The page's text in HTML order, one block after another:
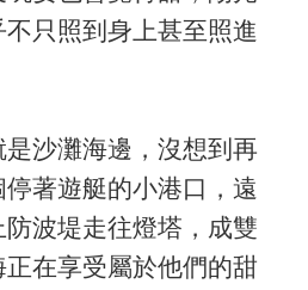
只照到身上甚至照進
沙灘海邊，沒想到再
著遊艇的小港口，遠
波堤走往燈塔，成雙
在享受屬於他們的甜